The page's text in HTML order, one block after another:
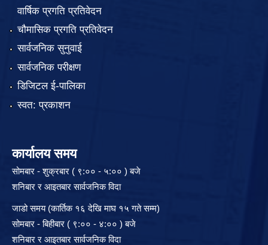
वार्षिक प्रगति प्रतिवेदन
चौमासिक प्रगति प्रतिवेदन
सार्वजनिक सुनुवाई
सार्वजनिक परीक्षण
डिजिटल ई-पालिका
स्वत: प्रकाशन
कार्यालय समय
सोमबार - शुक्रबार ( ९:०० - ५:०० ) बजे
शनिबार र आइतबार सार्वजनिक विदा
जाडो समय (कार्तिक १६ देखि माघ १५ गते सम्म)
सोमबार - बिहीबार ( ९:०० - ४:०० ) बजे
शनिबार र आइतबार सार्वजनिक विदा